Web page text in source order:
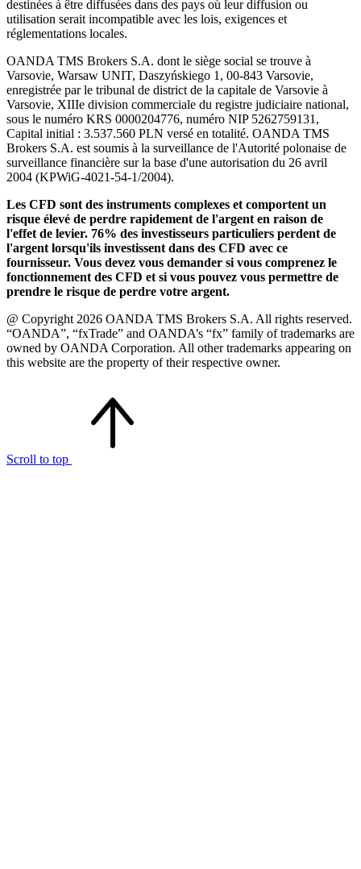
destinées à être diffusées dans des pays où leur diffusion ou
utilisation serait incompatible avec les lois, exigences et
réglementations locales.
OANDA TMS Brokers S.A. dont le siège social se trouve à
Varsovie, Warsaw UNIT, Daszyńskiego 1, 00-843 Varsovie,
enregistrée par le tribunal de district de la capitale de Varsovie à
Varsovie, XIIIe division commerciale du registre judiciaire national,
sous le numéro KRS 0000204776, numéro NIP 5262759131,
Capital initial : 3.537.560 PLN versé en totalité. OANDA TMS
Brokers S.A. est soumis à la surveillance de l'Autorité polonaise de
surveillance financière sur la base d'une autorisation du 26 avril
2004 (KPWiG-4021-54-1/2004).
Les CFD sont des instruments complexes et comportent un
risque élevé de perdre rapidement de l'argent en raison de
l'effet de levier. 76% des investisseurs particuliers perdent de
l'argent lorsqu'ils investissent dans des CFD avec ce
fournisseur. Vous devez vous demander si vous comprenez le
fonctionnement des CFD et si vous pouvez vous permettre de
prendre le risque de perdre votre argent.
@ Copyright 2026 OANDA TMS Brokers S.A. All rights reserved.
“OANDA”, “fxTrade” and OANDA’s “fx” family of trademarks are
owned by OANDA Corporation. All other trademarks appearing on
this website are the property of their respective owner.
Scroll to top